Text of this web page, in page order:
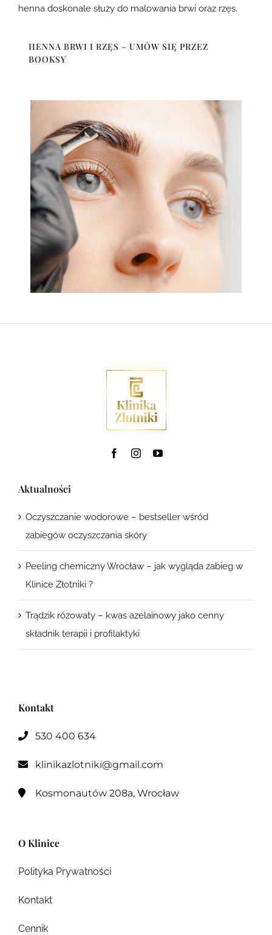
henna doskonale służy do malowania brwi oraz rzęs.
HENNA BRWI I RZĘS – UMÓW SIĘ PRZEZ
BOOKSY
Aktualności
Oczyszczanie wodorowe – bestseller wśród
zabiegów oczyszczania skóry
Peeling chemiczny Wrocław – jak wygląda zabieg w
Klinice Złotniki ?
Trądzik różowaty – kwas azelainowy jako cenny
składnik terapii i profilaktyki
Kontakt
 530 400 634
 klinikazlotniki@gmail.com
 Kosmonautów 208a, Wrocław
O Klinice
Polityka Prywatności
Kontakt
Cennik